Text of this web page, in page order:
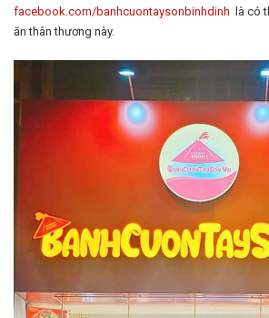
facebook.com/banhcuontaysonbinhdinh là có
ăn thân thương này.